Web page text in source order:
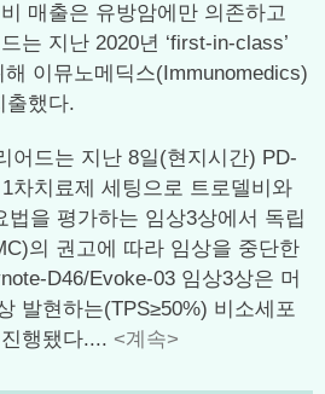
매출은 유방암에만 의존하고
는 지난 2020년 ‘first-in-class’
이뮤노메딕스(Immunomedics)
출했다.
어드는 지난 8일(현지시간) PD-
차치료제 세팅으로 트로델비와
법을 평가하는 임상3상에서 독립
의 권고에 따라 임상을 중단한
D46/Evoke-03 임상3상은 머
발현하는(TPS≥50%) 비소세포
행됐다.... <계속>